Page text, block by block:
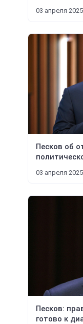
03 апреля 2025
Песков об
03 апреля 2025
Песков:
готово к